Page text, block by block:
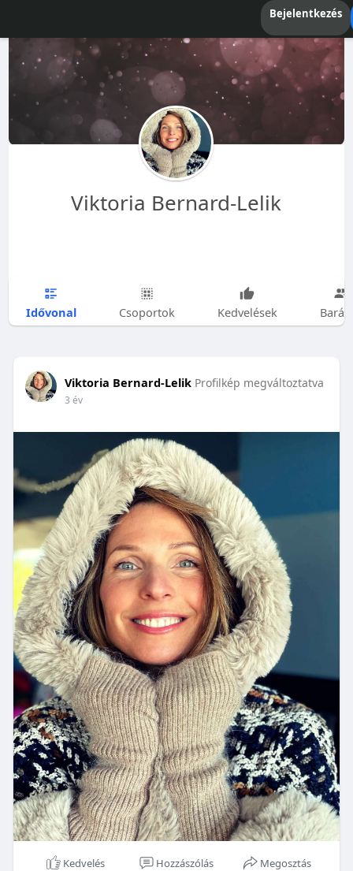
Bejelentkezés
Viktoria Bernard-Lelik
Idővonal Csoportok Kedvelések
Viktoria Bernard-Lelik Profilkép megváltoztatva
3 év
Kedvelés Hozzászólás Megosztás